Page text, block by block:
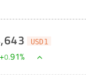
USD1
+0.91%